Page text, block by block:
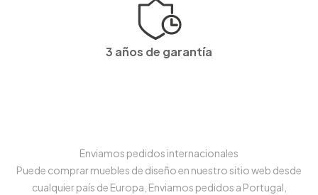
3 años de garantía
Enviamos pedidos internacionales
Puede comprar muebles de diseño en nuestro sitio web desde
cualquier país de Europa, Enviamos pedidos a Portugal,